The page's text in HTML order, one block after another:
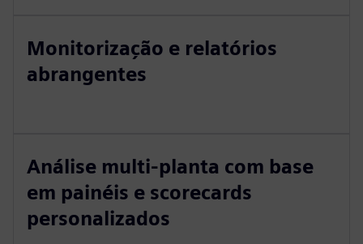
Monitorização e relatórios
abrangentes
Análise multi-planta com base
em painéis e scorecards
personalizados